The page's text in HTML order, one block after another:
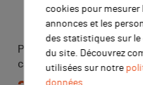
Pipe souple orientable
carburateur VM
cookies pour mesurer
annonces et les
des statistiques sur
du site. Découvrez
utilisées sur notre
données